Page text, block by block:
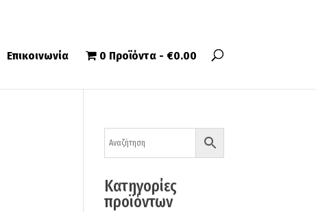
Επικοινωνία 0 Προϊόντα €0.00
Κατηγορίες
προϊόντων